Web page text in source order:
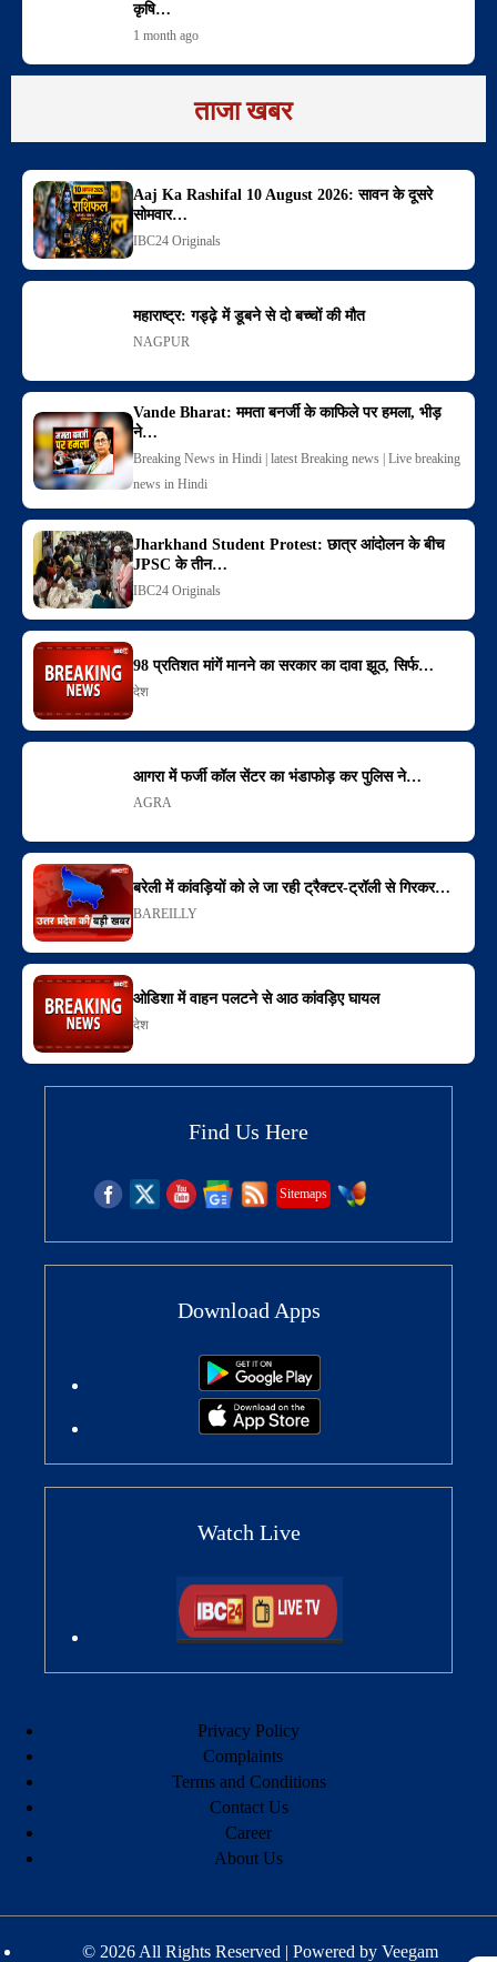
कृषि…
1 month ago
ताजा खबर
Aaj Ka Rashifal 10 August 2026: सावन के दूसरे
सोमवार…
IBC24 Originals
महाराष्ट्र: गड्ढ़े में डूबने से दो बच्चों की मौत
NAGPUR
Vande Bharat: ममता बनर्जी के काफिले पर हमला, भीड़
ने…
Breaking News in Hindi | latest Breaking news | Live breaking
news in Hindi
Jharkhand Student Protest: छात्र आंदोलन के बीच
JPSC के तीन…
IBC24 Originals
98 प्रतिशत मांगें मानने का सरकार का दावा झूठ, सिर्फ…
देश
आगरा में फर्जी कॉल सेंटर का भंडाफोड़ कर पुलिस ने…
AGRA
बरेली में कांवड़ियों को ले जा रही ट्रैक्टर-ट्रॉली से गिरकर…
BAREILLY
ओडिशा में वाहन पलटने से आठ कांवड़िए घायल
देश
Find Us Here
Sitemaps
Download Apps
Watch Live
Privacy Policy
Complaints
Terms and Conditions
Contact Us
Career
About Us
© 2026 All Rights Reserved | Powered by Veegam